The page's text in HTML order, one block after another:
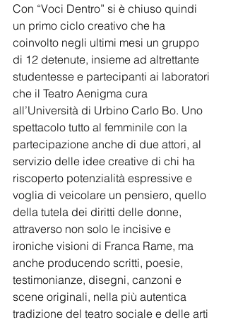
Con “Voci Dentro” si è chiuso quindi
un primo ciclo creativo che ha
coinvolto negli ultimi mesi un gruppo
di 12 detenute, insieme ad altrettante
studentesse e partecipanti ai laboratori
che il Teatro Aenigma cura
all’Università di Urbino Carlo Bo. Uno
spettacolo tutto al femminile con la
partecipazione anche di due attori, al
servizio delle idee creative di chi ha
riscoperto potenzialità espressive e
voglia di veicolare un pensiero, quello
della tutela dei diritti delle donne,
attraverso non solo le incisive e
ironiche visioni di Franca Rame, ma
anche producendo scritti, poesie,
testimonianze, disegni, canzoni e
scene originali, nella più autentica
tradizione del teatro sociale e delle arti